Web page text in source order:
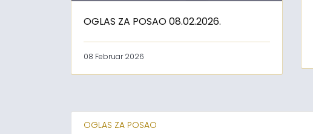
OGLAS ZA POSAO 08.02.2026.
08 Februar 2026
OGLAS ZA POSAO